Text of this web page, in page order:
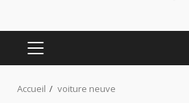
MENU
Accueil voiture neuve